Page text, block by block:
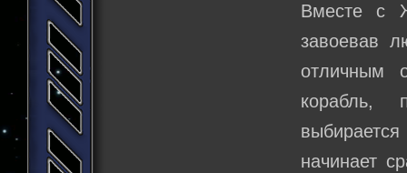
Вместе с
завоевав
отличным
корабль,
начинает